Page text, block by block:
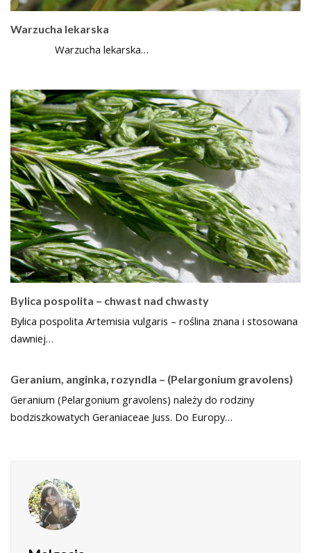
Warzucha lekarska
Warzucha lekarska…
Bylica pospolita – chwast nad chwasty
Bylica pospolita Artemisia vulgaris – roślina znana i stosowana
dawniej…
Geranium, anginka, rozyndla – (Pelargonium gravolens)
Geranium (Pelargonium gravolens) należy do rodziny
bodziszkowatych Geraniaceae Juss. Do Europy…